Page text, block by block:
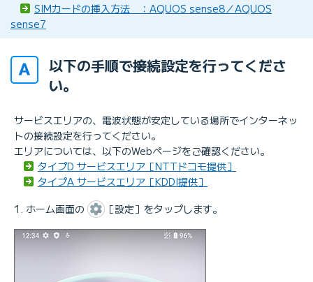
SIMカードの挿入方法 ：AQUOS sense8／AQUOS
sense7
以下の手順で接続設定を行ってくださ
い。
サービスエリアの、電波状態が安定している場所でインターネッ
トの接続設定を行ってください。
エリアについては、以下のWebページをご確認ください。
タイプD サービスエリア［NTTドコモ提供］
タイプA サービスエリア［KDDI提供］
ホーム画面の
［設定］をタップします。